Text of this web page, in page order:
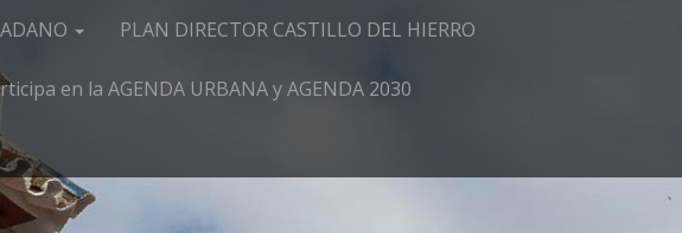
PLAN DIRECTOR CASTILLO DEL HIERRO
en la AGENDA URBANA y AGENDA 2030